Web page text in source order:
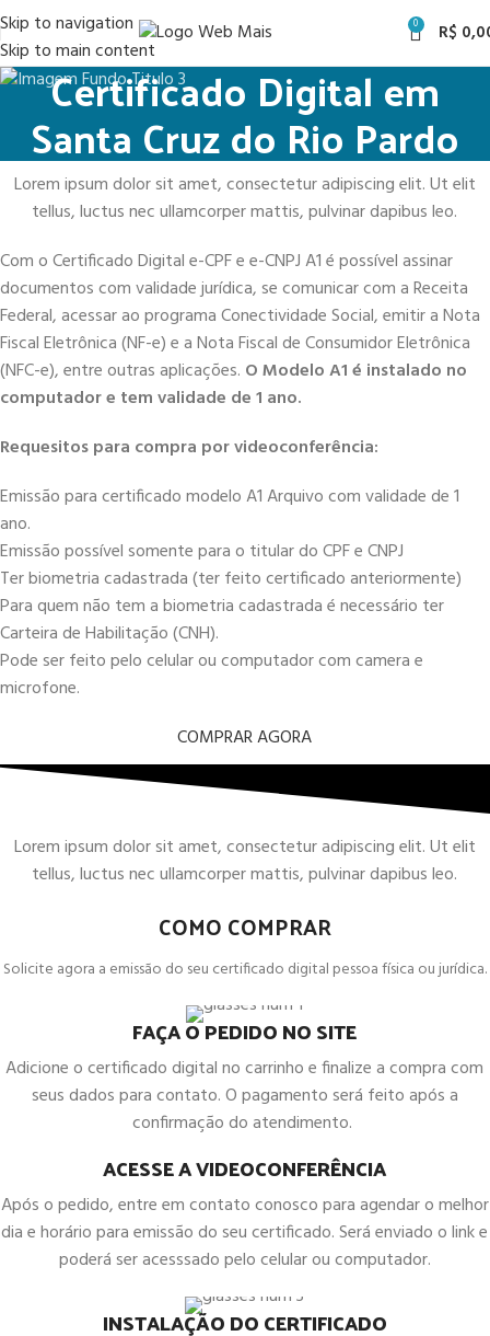
Skip to navigation
Skip to main content
0 R$
Certificado Digital em
Santa Cruz do Rio Pardo
Lorem ipsum dolor sit amet, consectetur adipiscing elit. Ut elit
tellus, luctus nec ullamcorper mattis, pulvinar dapibus leo.
Com o Certificado Digital e-CPF e e-CNPJ A1 é possível assinar
documentos com validade jurídica, se comunicar com a Receita
Federal, acessar ao programa Conectividade Social, emitir a Nota
Fiscal Eletrônica (NF-e) e a Nota Fiscal de Consumidor Eletrônica
(NFC-e), entre outras aplicações. O Modelo A1 é instalado no
computador e tem validade de 1 ano.
Requesitos para compra por videoconferência:
Emissão para certificado modelo A1 Arquivo com validade de 1
ano.
Emissão possível somente para o titular do CPF e CNPJ
Ter biometria cadastrada (ter feito certificado anteriormente)
Para quem não tem a biometria cadastrada é necessário ter
Carteira de Habilitação (CNH).
Pode ser feito pelo celular ou computador com camera e
microfone.
COMPRAR AGORA
Lorem ipsum dolor sit amet, consectetur adipiscing elit. Ut elit
tellus, luctus nec ullamcorper mattis, pulvinar dapibus leo.
COMO COMPRAR
Solicite agora a emissão do seu certificado digital pessoa física ou jurídica.
FAÇA O PEDIDO NO SITE
Adicione o certificado digital no carrinho e finalize a compra com
seus dados para contato. O pagamento será feito após a
confirmação do atendimento.
ACESSE A VIDEOCONFERÊNCIA
Após o pedido, entre em contato conosco para agendar o melhor
dia e horário para emissão do seu certificado. Será enviado o link e
poderá ser acesssado pelo celular ou computador.
INSTALAÇÃO DO CERTIFICADO